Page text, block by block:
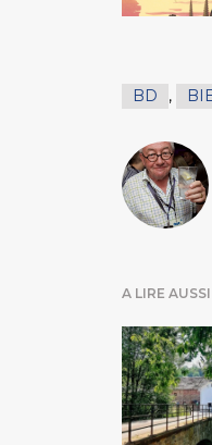
BD ,
A LIRE AUSSI